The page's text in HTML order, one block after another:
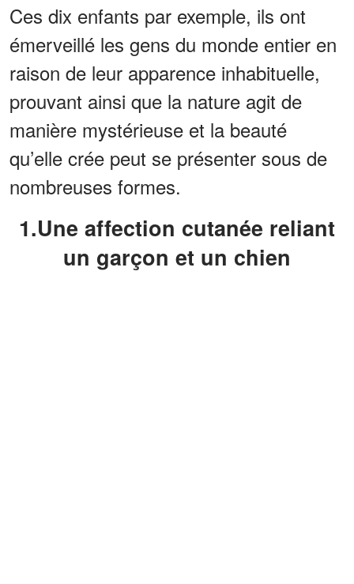
Ces dix enfants par exemple, ils ont
émerveillé les gens du monde entier en
raison de leur apparence inhabituelle,
prouvant ainsi que la nature agit de
manière mystérieuse et la beauté
qu’elle crée peut se présenter sous de
nombreuses formes.
1.Une affection cutanée reliant
un garçon et un chien